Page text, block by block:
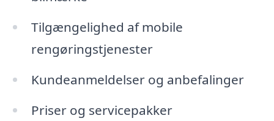
Tilgængelighed af mobile
rengøringstjenester
Kundeanmeldelser og anbefalinger
Priser og servicepakker